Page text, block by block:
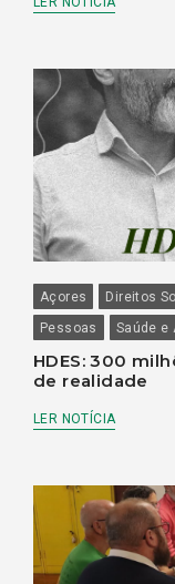
Açores Direitos
Pessoas
Saúde e
HDES: 300
de realidade
LER NOTÍCIA